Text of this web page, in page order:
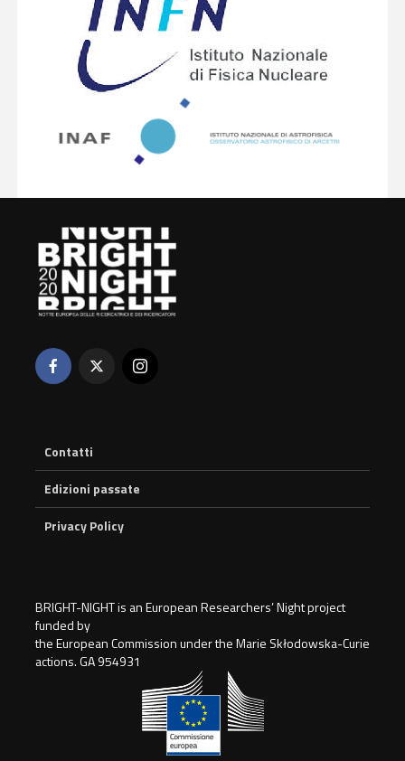
Contatti
Edizioni passate
Privacy Policy
BRIGHT-NIGHT is an European Researchers’ Night project
funded by
the European Commission under the Marie Skłodowska-Curie
actions. GA 954931